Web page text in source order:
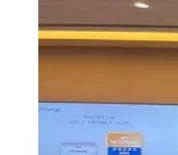
Recanto Phrynéa
ParnaíbaSilveiraTamboréVale do
do CondeVila Engenho Novo
Votupoca
Para Sua Empresa
Guia de Empresas
Divulgar VagasNovo
Publicidade Legal